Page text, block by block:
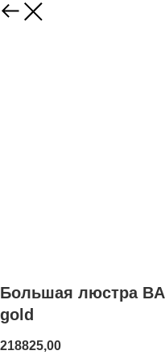
Большая люстра
gold
218825,00